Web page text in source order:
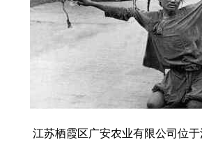
江苏栖霞区广安农业有限公司位